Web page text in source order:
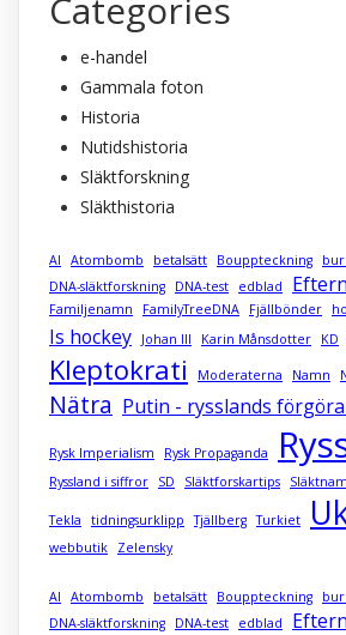
e-handel
Gammala foton
Historia
Nutidshistoria
Släktforskning
Släkthistoria
AI Atombomb betalsätt Bouppteckning
DNA-släktforskning DNA-test edblad
Familjenamn
FamilyTreeDNA Fjällbönder
Is hockey Johan III Karin Månsdotter KD
Kleptokrati Moderaterna Namn
Nätra Putin - rysslands
Rysk Imperialism Rysk Propaganda
Ryssland i siffror SD Släktforskartips
Tekla tidningsurklipp Tjällberg Turkiet
webbutik Zelensky
AI Atombomb betalsätt Bouppteckning
DNA-släktforskning DNA-test edblad